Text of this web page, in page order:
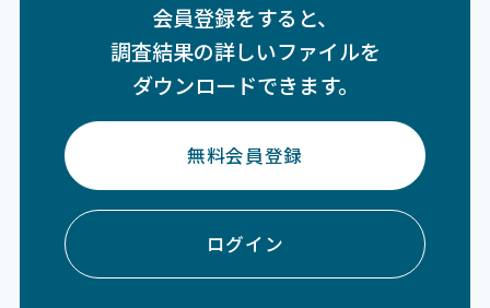
会員登録をすると、
調査結果の詳しいファイルを
ダウンロードできます。
無料会員登録
ログイン